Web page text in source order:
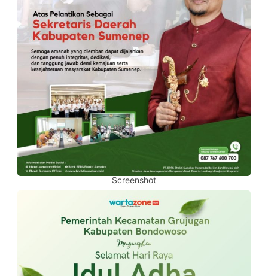
Screenshot